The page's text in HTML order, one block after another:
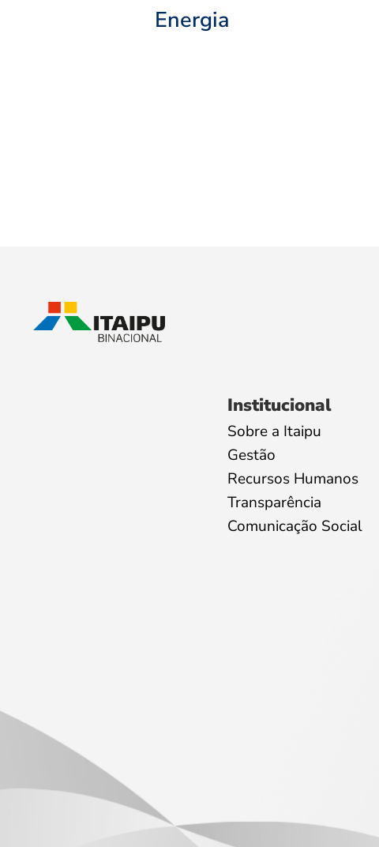
Energia
Institucional
Sobre a Itaipu
Gestão
Recursos Humanos
Transparência
Comunicação Social